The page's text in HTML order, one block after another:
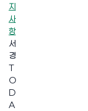
지
사
항
서
경
T
O
D
A